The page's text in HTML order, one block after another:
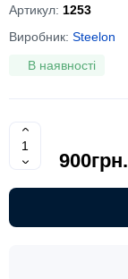
Артикул: 1253
Виробник: Steelon
В наявності
900грн.